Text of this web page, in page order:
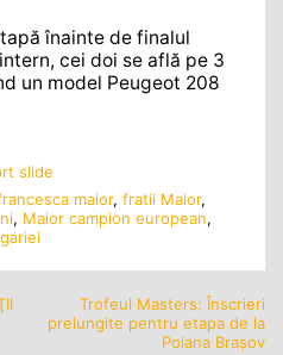
înainte de finalul
cei doi se află pe 3
un model Peugeot 208
slide
maior, fratii Maior,
, Maior campion european,
Trofeul Masters: Înscrieri
prelungite pentru etapa de la
Poiana Brașov